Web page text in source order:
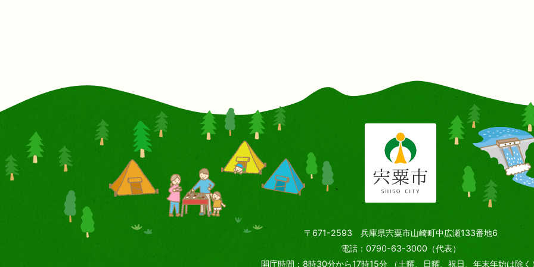
〒671-2593 兵庫県宍粟市山崎町中広瀬133番地6
電話：0790-63-3000（代表）
開庁時間：8時30分から17時15分
（土曜、日曜、祝日、年末年始は除く